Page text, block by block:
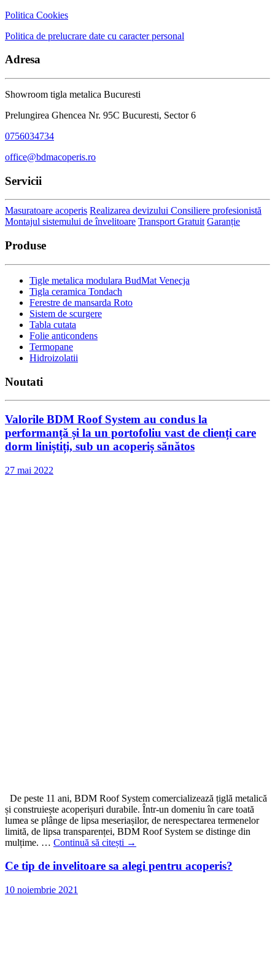
Politica Cookies
Politica de prelucrare date cu caracter personal
Adresa
Showroom tigla metalica Bucuresti
Prelungirea Ghencea Nr. 95C Bucuresti, Sector 6
0756034734
office@bdmacoperis.ro
Servicii
Masuratoare acoperis Realizarea devizului Consiliere profesionistă
Montajul sistemului de învelitoare Transport Gratuit Garanție
Produse
Tigle metalica modulara BudMat Venecja
Tigla ceramica Tondach
Ferestre de mansarda Roto
Sistem de scurgere
Tabla cutata
Folie anticondens
Termopane
Hidroizolatii
Noutati
Valorile BDM Roof System au condus la
performanță și la un portofoliu vast de clienți care
dorm liniștiți, sub un acoperiș sănătos
27 mai 2022
De peste 11 ani, BDM Roof System comercializează țiglă metalică
și construiește acoperișuri durabile. Într-un domeniu în care toată
lumea se plânge de lipsa meseriașilor, de nerespectarea termenelor
limită, de lipsa transparenței, BDM Roof System se distinge din
mulțime. … Continuă să citești →
Ce tip de invelitoare sa alegi pentru acoperis?
10 noiembrie 2021